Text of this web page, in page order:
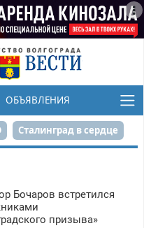
ОБЪЯВЛЕНИЯ
Сталинград в сердце
На службе городу
Героев-летчиков
Бочаров встретился
призыва»